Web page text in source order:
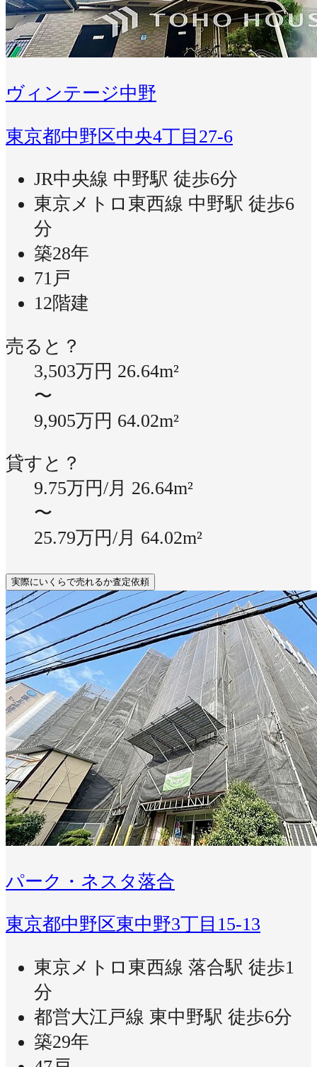
ヴィンテージ中野
東京都中野区中央4丁目27-6
JR中央線 中野駅 徒歩6分
東京メトロ東西線 中野駅 徒歩6
分
築28年
71戸
12階建
売ると？
3,503万円 26.64m²
〜
9,905万円 64.02m²
貸すと？
9.75万円/月 26.64m²
〜
25.79万円/月 64.02m²
実際にいくらで売れるか査定依頼
パーク・ネスタ落合
東京都中野区東中野3丁目15-13
東京メトロ東西線 落合駅 徒歩1
分
都営大江戸線 東中野駅 徒歩6分
築29年